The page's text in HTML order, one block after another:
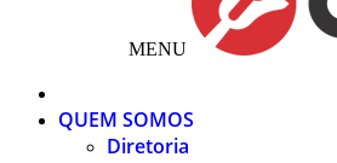
MENU
QUEM SOMOS
Diretoria